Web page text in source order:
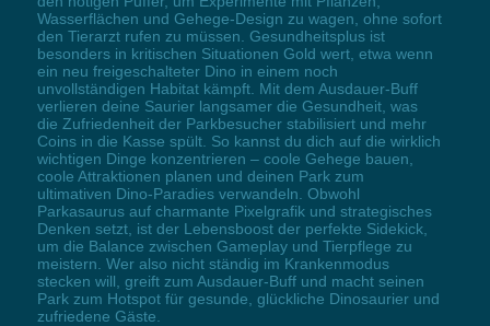
Wasserflächen und Gehege-Design zu wagen, ohne sofort
den Tierarzt rufen zu müssen. Gesundheitsplus ist
besonders in kritischen Situationen Gold wert, etwa wenn
ein neu freigeschalteter Dino in einem noch
unvollständigen Habitat kämpft. Mit dem Ausdauer-Buff
verlieren deine Saurier langsamer die Gesundheit, was
die Zufriedenheit der Parkbesucher stabilisiert und mehr
Coins in die Kasse spült. So kannst du dich auf die wirklich
wichtigen Dinge konzentrieren – coole Gehege bauen,
coole Attraktionen planen und deinen Park zum
ultimativen Dino-Paradies verwandeln. Obwohl
Parkasaurus auf charmante Pixelgrafik und strategisches
Denken setzt, ist der Lebensboost der perfekte Sidekick,
um die Balance zwischen Gameplay und Tierpflege zu
meistern. Wer also nicht ständig im Krankenmodus
stecken will, greift zum Ausdauer-Buff und macht seinen
Park zum Hotspot für gesunde, glückliche Dinosaurier und
zufriedene Gäste.